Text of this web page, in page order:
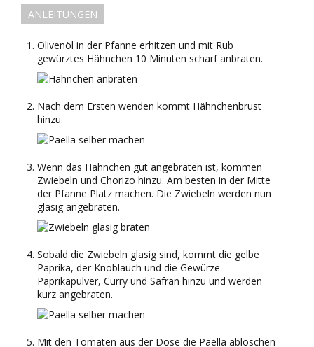
ANLEITUNGEN
Olivenöl in der Pfanne erhitzen und mit Rub
gewürztes Hähnchen 10 Minuten scharf anbraten.
Nach dem Ersten wenden kommt Hähnchenbrust
hinzu.
Wenn das Hähnchen gut angebraten ist, kommen
Zwiebeln und Chorizo hinzu. Am besten in der Mitte
der Pfanne Platz machen. Die Zwiebeln werden nun
glasig angebraten.
Sobald die Zwiebeln glasig sind, kommt die gelbe
Paprika, der Knoblauch und die Gewürze
Paprikapulver, Curry und Safran hinzu und werden
kurz angebraten.
Mit den Tomaten aus der Dose die Paella ablöschen